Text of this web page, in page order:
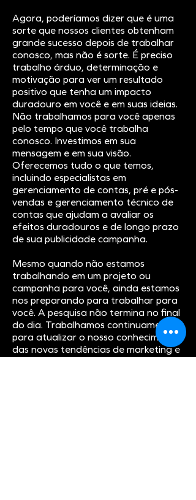
Agora, poderíamos dizer que é uma
sorte que nossos clientes obtenham
grande sucesso depois de trabalhar
conosco, mas não é sorte. É preciso
trabalho árduo, determinação e
motivação para ver um resultado
positivo que tenha um impacto
duradouro em você e em suas ideias.
Não trabalhamos para você apenas
pelo tempo que você trabalha
conosco. Investimos em sua
mensagem e em sua visão.
Oferecemos tudo o que temos,
incluindo especialistas em
gerenciamento de contas, pré e pós-
vendas e gerenciamento técnico de
contas que ajudam a avaliar os
efeitos duradouros e de longo prazo
de sua publicidade campanha.
Mesmo quando não estamos
trabalhando em um projeto ou
campanha para você, ainda estamos
nos preparando para trabalhar para
você. A pesquisa não termina no final
do dia. Trabalhamos continuamente
para atualizar o nosso conhecimento
das novas tendências de marketing e